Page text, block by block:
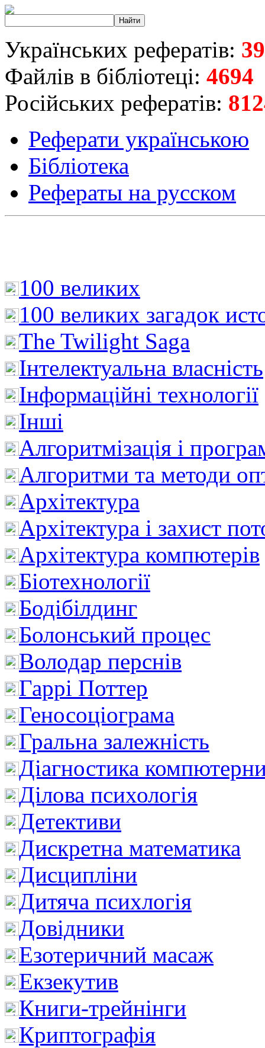
Українських рефератів:
Файлів в бібліотеці: 4694
Російських рефератів:
Реферати українською
Бібліотека
Рефераты на русском
100 великих
100 великих загадок
The Twilight Saga
Інтелектуальна влaсність
Інформаційні технології
Інші
Алгоритмізація і
Алгоритми та методи
Архітектура
Архітектура і захист
Архітектура компютерів
Біотехнології
Бодібілдинг
Болонський процес
Володар перснів
Гаррі Поттер
Геносоціограма
Гральна залежність
Діагностика
Ділова психологія
Детективи
Дискретна математика
Дисципліни
Дитяча психлогія
Довідники
Езотеричний масаж
Екзекутив
Книги-трейнінги
Криптографія